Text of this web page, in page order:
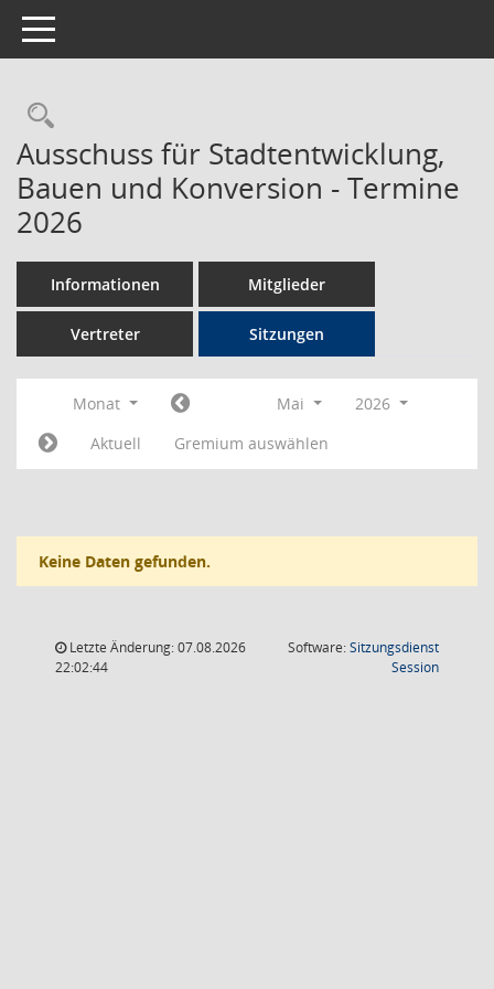
Toggle navigation
Rechercheauswahl
Ausschuss für Stadtentwicklung,
Bauen und Konversion - Termine
2026
Informationen Mitglieder
Vertreter Sitzungen
Monat Mai
2026
Aktuell
Gremium auswählen
Keine Daten gefunden.
Letzte Änderung: 07.08.2026
22:02:44
Software:Sitzungsdienst
Session(Wird in